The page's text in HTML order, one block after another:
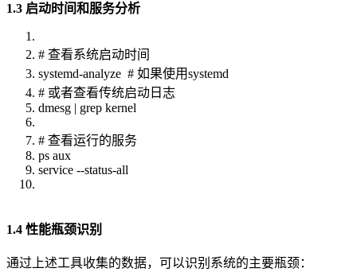
1.3 启动时间和服务分析
# 查看系统启动时间
systemd-analyze # 如果使用systemd
# 或者查看传统启动日志
dmesg | grep kernel
# 查看运行的服务
ps aux
service --status-all
1.4 性能瓶颈识别
通过上述工具收集的数据，可以识别系统的主要瓶颈：